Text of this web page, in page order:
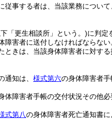
事する者は、当該業務について
「更生相談所」という。)に判定
障害者に送付しなければならない
きは、当該身体障害者に対する
知は、 様式第六の身体障害者手
障害者手帳の交付状況その他
式第八の身体障害者死亡通知書に